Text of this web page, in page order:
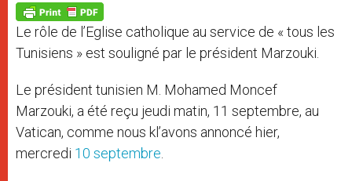
p
p
g
e
r
o
k
Le rôle de l’Eglise catholique au service de « tous les
Tunisiens » est souligné par le président Marzouki.
Le président tunisien M. Mohamed Moncef
Marzouki, a été reçu jeudi matin, 11 septembre, au
Vatican, comme nous kl’avons annoncé hier,
mercredi 10 septembre